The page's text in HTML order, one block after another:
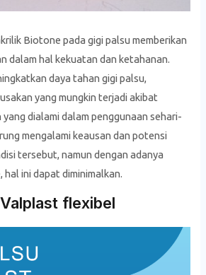
Biotone pada gigi palsu memberikan
dalam hal kekuatan dan ketahanan.
daya tahan gigi palsu,
yang mungkin terjadi akibat
dialami dalam penggunaan sehari-
mengalami keausan dan potensi
tersebut, namun dengan adanya
ini dapat diminimalkan.
flexibel